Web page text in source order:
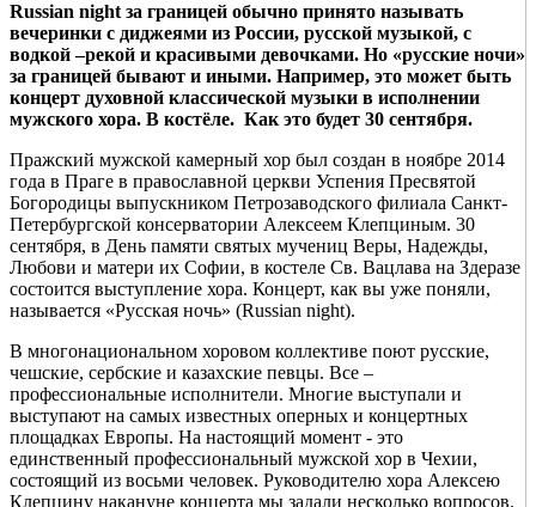
Russian night за границей обычно принято называть
вечеринки с диджеями из России, русской музыкой, с
водкой –рекой и красивыми девочками. Но «русские ночи»
за границей бывают и иными. Например, это может быть
концерт духовной классической музыки в исполнении
мужского хора. В костёле. Как это будет 30 сентября.
Пражский мужской камерный хор был создан в ноябре 2014
года в Праге в православной церкви Успения Пресвятой
Богородицы выпускником Петрозаводского филиала Санкт-
Петербургской консерватории Алексеем Клепциным. 30
сентября, в День памяти святых мучениц Веры, Надежды,
Любови и матери их Софии, в костеле Св. Вацлава на Здеразе
состоится выступление хора. Концерт, как вы уже поняли,
называется «Русская ночь» (Russian night).
В многонациональном хоровом коллективе поют русские,
чешские, сербские и казахские певцы. Все –
профессиональные исполнители. Многие выступали и
выступают на самых известных оперных и концертных
площадках Европы. На настоящий момент - это
единственный профессиональный мужской хор в Чехии,
состоящий из восьми человек. Руководителю хора Алексею
Клепцину накануне концерта мы задали несколько вопросов.